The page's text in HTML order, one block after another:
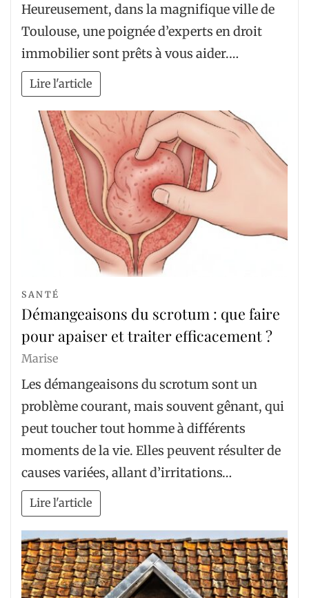
Heureusement, dans la magnifique ville de
Toulouse, une poignée d’experts en droit
immobilier sont prêts à vous aider.…
Lire l'article
SANTÉ
Démangeaisons du scrotum : que faire
pour apaiser et traiter efficacement ?
Marise
Les démangeaisons du scrotum sont un
problème courant, mais souvent gênant, qui
peut toucher tout homme à différents
moments de la vie. Elles peuvent résulter de
causes variées, allant d’irritations…
Lire l'article